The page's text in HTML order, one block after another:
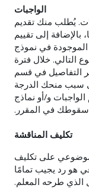
الواجبات
يُطلب منك تقديم
بالإضافة إلى تقييم
الموجودة في نموذج
التالي. خلال فترة
التفاصيل في قسم
سبب منحك الدرجة
و/أو نماذج
سقوطك في المقرر.
تكليف المناقشة
على تكليف
هو رد يجيب تمامًا
الذي طرحه المعلم.